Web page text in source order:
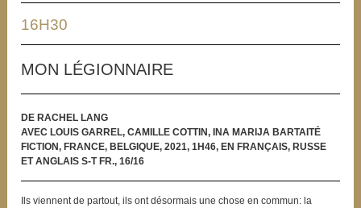
16H30
MON LÉGIONNAIRE
DE RACHEL LANG
AVEC LOUIS GARREL, CAMILLE COTTIN, INA MARIJA BARTAITÉ
FICTION, FRANCE, BELGIQUE, 2021, 1H46, EN FRANÇAIS, RUSSE
ET ANGLAIS S-T FR., 16/16
Ils viennent de partout, ils ont désormais une chose en commun: la